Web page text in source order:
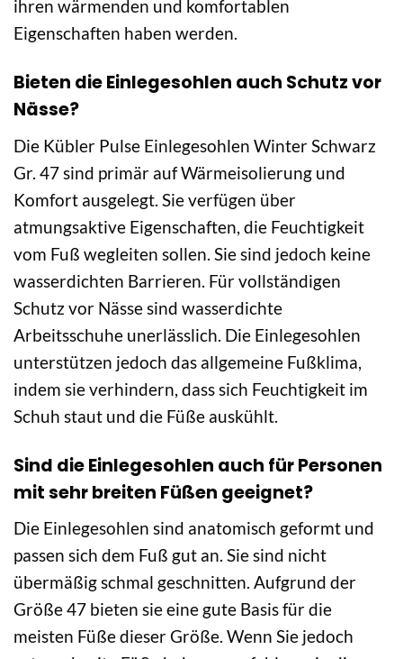
ihren wärmenden und komfortablen
Eigenschaften haben werden.
Bieten die Einlegesohlen auch Schutz vor
Nässe?
Die Kübler Pulse Einlegesohlen Winter Schwarz
Gr. 47 sind primär auf Wärmeisolierung und
Komfort ausgelegt. Sie verfügen über
atmungsaktive Eigenschaften, die Feuchtigkeit
vom Fuß wegleiten sollen. Sie sind jedoch keine
wasserdichten Barrieren. Für vollständigen
Schutz vor Nässe sind wasserdichte
Arbeitsschuhe unerlässlich. Die Einlegesohlen
unterstützen jedoch das allgemeine Fußklima,
indem sie verhindern, dass sich Feuchtigkeit im
Schuh staut und die Füße auskühlt.
Sind die Einlegesohlen auch für Personen
mit sehr breiten Füßen geeignet?
Die Einlegesohlen sind anatomisch geformt und
passen sich dem Fuß gut an. Sie sind nicht
übermäßig schmal geschnitten. Aufgrund der
Größe 47 bieten sie eine gute Basis für die
meisten Füße dieser Größe. Wenn Sie jedoch